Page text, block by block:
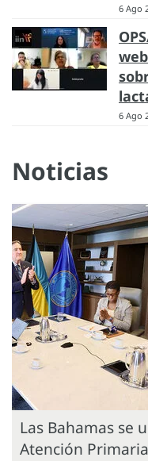
6 Ago
6 Ago
Noticias
Las Bahamas se
Atención